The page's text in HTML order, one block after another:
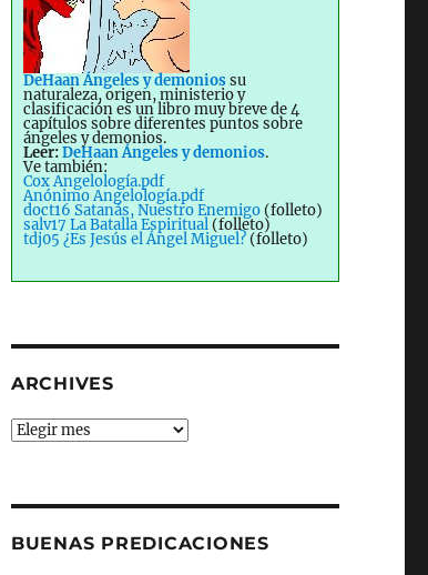
DeHaan Ángeles y demoniossu
naturaleza, origen, ministerio y
clasificación es un libro muy breve de 4
capítulos sobre diferentes puntos sobre
ángeles y demonios.
Leer:DeHaan Ángeles y demonios.
Ve también:
Cox Angelología.pdf
Anónimo Angelología.pdf
doct16 Satanás, Nuestro Enemigo(folleto)
salv17 La Batalla Espiritual (folleto)
tdj05 ¿Es Jesús el Ángel Miguel?(folleto)
ARCHIVES
Archives
BUENAS PREDICACIONES